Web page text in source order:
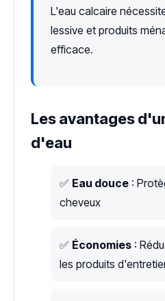
L'eau calcaire
lessive et produits
efficace.
Les avantages
d'eau
✅ Eau douce :
cheveux
✅ Économies :
les produits